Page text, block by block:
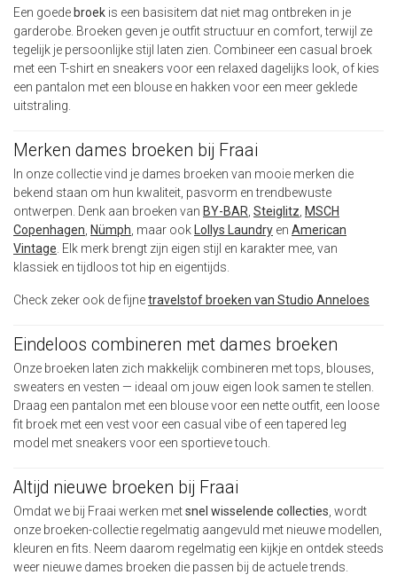
Een goede broek is een basisitem dat niet mag ontbreken in je
garderobe. Broeken geven je outfit structuur en comfort, terwijl ze
tegelijk je persoonlijke stijl laten zien. Combineer een casual broek
met een T-shirt en sneakers voor een relaxed dagelijks look, of kies
een pantalon met een blouse en hakken voor een meer geklede
uitstraling.
Merken dames broeken bij Fraai
In onze collectie vind je dames broeken van mooie merken die
bekend staan om hun kwaliteit, pasvorm en trendbewuste
ontwerpen. Denk aan broeken van BY-BAR Steiglitz MSCH
Copenhagen Nümph , maar ookLollys Laundry en American
Vintage . Elk merk brengt zijn eigen stijl en karakter mee, van
klassiek en tijdloos tot hip en eigentijds.
Check zeker ook de fijnetravelstof broeken van Studio Anneloes
Eindeloos combineren met dames broeken
Onze broeken laten zich makkelijk combineren met tops, blouses,
sweaters en vesten — ideaal om jouw eigen look samen te stellen.
Draag een pantalon met een blouse voor een nette outfit, een loose
fit broek met een vest voor een casual vibe of een tapered leg
model met sneakers voor een sportieve touch.
Altijd nieuwe broeken bij Fraai
Omdat we bij Fraai werken metsnel wisselende collecties , wordt
onze broeken-collectie regelmatig aangevuld met nieuwe modellen,
kleuren en fits. Neem daarom regelmatig een kijkje en ontdek steeds
weer nieuwe dames broeken die passen bij de actuele trends.